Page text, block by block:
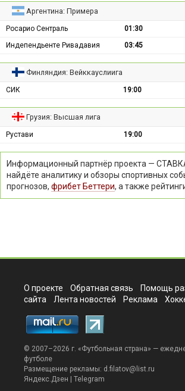
Аргентина: Примера
Росарио Сентраль 01:30
Индепендьенте Ривадавия
03:45
Финляндия: Вейккауслиига
СИК 19:00
Грузия: Высшая лига
Рустави 19:00
Информационный партнёр проекта —
найдёте аналитику и обзоры спортивных
прогнозов, фрибет Беттери, а также
О проекте Обратная связь
Помощь
сайта
Лента новостей Реклама
© 2007–2026 г. «Футбольная страна» —
футболе
Размещение рекламы: d.filatov@list.ru
Яндекс.Дзен | Telegram